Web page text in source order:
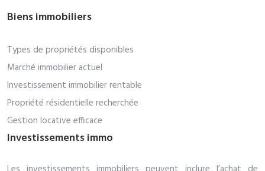
Biens immobiliers
Types de propriétés disponibles
Marché immobilier actuel
Investissement immobilier rentable
Propriété résidentielle recherchée
Gestion locative efficace
Investissements immo